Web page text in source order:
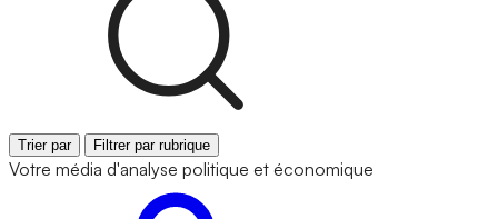
Trier par Filtrer par rubrique
Votre média d'analyse politique et économique